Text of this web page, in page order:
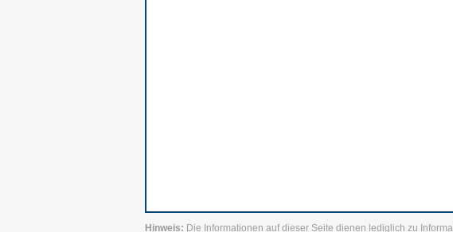
Hinweis: Die Informationen auf dieser Seite dienen lediglich zu